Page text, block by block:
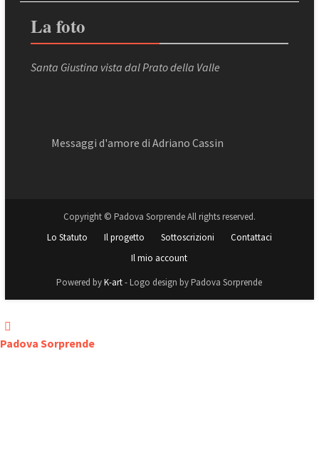
La foto
Santa Giustina vista dal Prato della Valle
Messaggi d'amore di Adriano Cassin
Copyright © Padova Sorprende All rights reserved.
Lo Statuto
Il progetto Sottoscrizioni
Contattaci
Il mio account
Powered byK-art- Logo design by Padova Sorprende
Padova Sorprende